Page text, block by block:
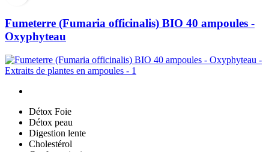
Fumeterre (Fumaria officinalis) BIO 40 ampoules -
Oxyphyteau
Détox Foie
Détox peau
Digestion lente
Cholestérol